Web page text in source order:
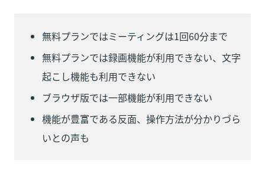
無料プランではミーティングは1回60分まで
無料プランでは録画機能が利用できない、文字
起こし機能も利用できない
ブラウザ版では一部機能が利用できない
機能が豊富である反面、操作方法が分かりづら
いとの声も